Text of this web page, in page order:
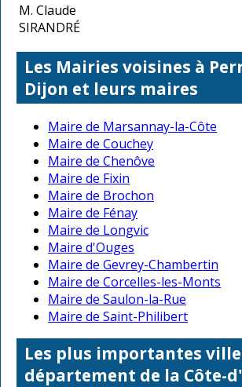
M. Claude
SIRANDRÉ
Les Mairies voisines à
Dijon et leurs maires
Maire de Marsannay-la-Côte
Maire de Couchey
Maire de Chenôve
Maire de Fixin
Maire de Brochon
Maire de Fénay
Maire de Longvic
Maire d'Ouges
Maire de Gevrey-Chambertin
Maire de Corcelles-les-Monts
Maire de Saulon-la-Rue
Maire de Saint-Philibert
Les plus importantes
département de la Côte-